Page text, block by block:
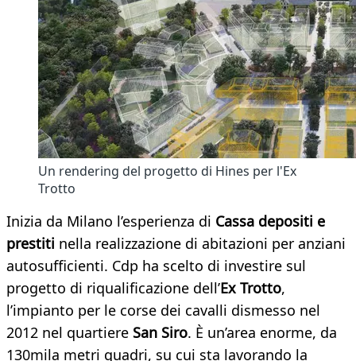
Un rendering del progetto di Hines per l'Ex
Trotto
Inizia da Milano l’esperienza di Cassa depositi e
prestiti nella realizzazione di abitazioni per anziani
autosufficienti. Cdp ha scelto di investire sul
progetto di riqualificazione dell’Ex Trotto,
l’impianto per le corse dei cavalli dismesso nel
2012 nel quartiere San Siro. È un’area enorme, da
130mila metri quadri, su cui sta lavorando la